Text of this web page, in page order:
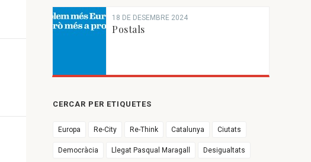
18 DE DESEMBRE 2024
Postals
CERCAR PER ETIQUETES
Europa Re-City Re-Think Catalunya Ciutats
Democràcia Llegat Pasqual Maragall Desigualtats